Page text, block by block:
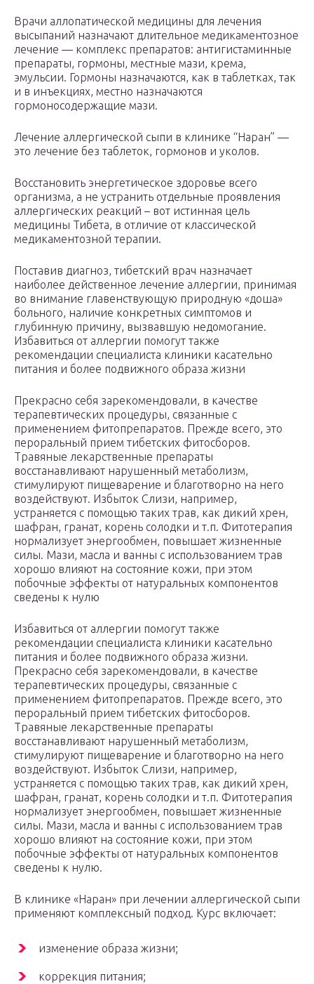
Врачи аллопатической медицины для лечения
высыпаний назначают длительное медикаментозное
лечение — комплекс препаратов: антигистаминные
препараты, гормоны, местные мази, крема,
эмульсии. Гормоны назначаются, как в таблетках, так
и в инъекциях, местно назначаются
гормоносодержащие мази.
Лечение аллергической сыпи в клинике “Наран” —
это лечение без таблеток, гормонов и уколов.
Восстановить энергетическое здоровье всего
организма, а не устранить отдельные проявления
аллергических реакций – вот истинная цель
медицины Тибета, в отличие от классической
медикаментозной терапии.
Поставив диагноз, тибетский врач назначает
наиболее действенное лечение аллергии, принимая
во внимание главенствующую природную «доша»
больного, наличие конкретных симптомов и
глубинную причину, вызвавшую недомогание.
Избавиться от аллергии помогут также
рекомендации специалиста клиники касательно
питания и более подвижного образа жизни
Прекрасно себя зарекомендовали, в качестве
терапевтических процедуры, связанные с
применением фитопрепаратов. Прежде всего, это
пероральный прием тибетских фитосборов.
Травяные лекарственные препараты
восстанавливают нарушенный метаболизм,
стимулируют пищеварение и благотворно на него
воздействуют. Избыток Слизи, например,
устраняется с помощью таких трав, как дикий хрен,
шафран, гранат, корень солодки и т.п. Фитотерапия
нормализует энергообмен, повышает жизненные
силы. Мази, масла и ванны с использованием трав
хорошо влияют на состояние кожи, при этом
побочные эффекты от натуральных компонентов
сведены к нулю
Избавиться от аллергии помогут также
рекомендации специалиста клиники касательно
питания и более подвижного образа жизни.
Прекрасно себя зарекомендовали, в качестве
терапевтических процедуры, связанные с
применением фитопрепаратов. Прежде всего, это
пероральный прием тибетских фитосборов.
Травяные лекарственные препараты
восстанавливают нарушенный метаболизм,
стимулируют пищеварение и благотворно на него
воздействуют. Избыток Слизи, например,
устраняется с помощью таких трав, как дикий хрен,
шафран, гранат, корень солодки и т.п. Фитотерапия
нормализует энергообмен, повышает жизненные
силы. Мази, масла и ванны с использованием трав
хорошо влияют на состояние кожи, при этом
побочные эффекты от натуральных компонентов
сведены к нулю.
В клинике «Наран» при лечении аллергической сыпи
применяют комплексный подход. Курс включает:
изменение образа жизни;
коррекция питания;